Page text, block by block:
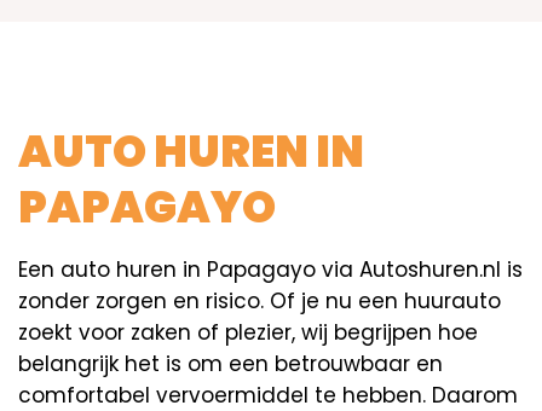
AUTO HUREN IN
PAPAGAYO
Een auto huren in Papagayo via Autoshuren.nl is
zonder zorgen en risico. Of je nu een huurauto
zoekt voor zaken of plezier, wij begrijpen hoe
belangrijk het is om een betrouwbaar en
comfortabel vervoermiddel te hebben. Daarom